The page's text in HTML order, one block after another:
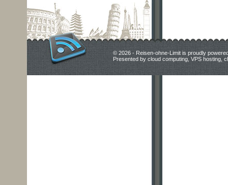
© 2026 - Reisen-ohne-Limit is proudly
Presented by cloud computing VPS hosting